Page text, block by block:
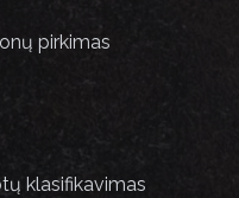
pirkimas
klasifikavimas